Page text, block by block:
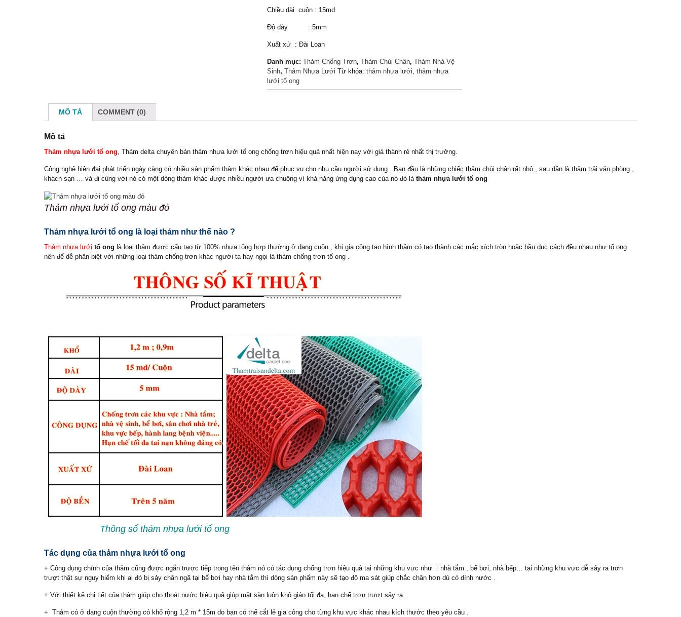
Chiều dài cuộn : 15md
Độ dày : 5mm
Xuất xứ : Đài Loan
Danh mục: Thảm Chống Trơn, Thảm Chùi Chân, Thảm Nhà Vệ
Sinh, Thảm Nhựa Lưới Từ khóa: thảm nhựa lưới, thảm nhựa
lưới tổ ong
MÔ TẢ COMMENT (0)
Mô tả
Thảm nhựa lưới tổ ong, Thảm delta chuyên bán thảm nhựa lưới tổ ong chống trơn hiệu quả nhất hiện nay với giá thành rẻ nhất thị trường.
Công nghệ hiện đại phát triển ngày càng có nhiều sản phẩm thảm khác nhau để phục vụ cho nhu cầu người sử dụng . Ban đầu là những chiếc thảm chùi chân rất nhỏ , sau dần là thảm trải văn phòng ,
khách sạn … và đi cùng với nó có một dòng thảm khác được nhiều người ưa chuộng vì khả năng ứng dụng cao của nó đó là thảm nhựa lưới tổ ong
Thảm nhựa lưới tổ ong màu đỏ
Thảm nhựa lưới tổ ong là loại thảm như thế nào ?
Thảm nhựa lưới tổ ong là loại thảm được cấu tạo từ 100% nhựa tổng hợp thường ở dạng cuộn , khi gia công tạo hình thảm có tạo thành các mắc xích tròn hoặc bầu dục cách đều nhau như tổ ong
nên để dễ phân biệt với những loại thảm chống trơn khác người ta hay ngọi là thảm chống trơn tổ ong .
Thông số thảm nhựa lưới tổ ong
Tác dụng của thảm nhựa lưới tổ ong
+ Công dụng chính của thảm cũng được ngắn trược tiếp trong tên thảm nó có tác dụng chống trơn hiệu quả tại những khu vực như : nhà tắm , bể bơi, nhà bếp… tại những khu vực dễ sảy ra trơn
trượt thật sự nguy hiểm khi ai đó bị sảy chân ngã tại bể bơi hay nhà tắm thì dòng sản phẩm này sẽ tạo độ ma sát giúp chắc chân hơn dù có dính nước .
+ Với thiết kế chi tiết của thảm giúp cho thoát nước hiệu quả giúp mặt sàn luôn khô giáo tối đa, hạn chế trơn trượt sảy ra .
+ Thảm có ở dạng cuộn thường có khổ rộng 1,2 m * 15m do bạn có thể cắt lẻ gia công cho từng khu vực khác nhau kích thước theo yêu cầu .